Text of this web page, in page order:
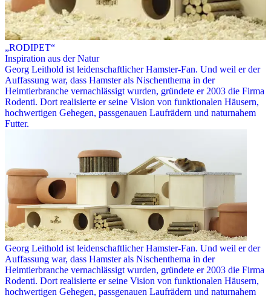
„RODIPET“
Inspiration aus der Natur
Georg Leithold ist leidenschaftlicher Hamster-Fan. Und weil er der
Auffassung war, dass Hamster als Nischenthema in der
Heimtierbranche vernachlässigt wurden, gründete er 2003 die Firma
Rodenti. Dort realisierte er seine Vision von funktionalen Häusern,
hochwertigen Gehegen, passgenauen Laufrädern und naturnahem
Futter.
Georg Leithold ist leidenschaftlicher Hamster-Fan. Und weil er der
Auffassung war, dass Hamster als Nischenthema in der
Heimtierbranche vernachlässigt wurden, gründete er 2003 die Firma
Rodenti. Dort realisierte er seine Vision von funktionalen Häusern,
hochwertigen Gehegen, passgenauen Laufrädern und naturnahem